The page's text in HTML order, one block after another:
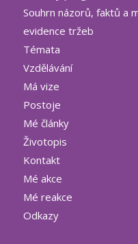
Souhrn názorů, faktů a
evidence tržeb
Témata
Vzdělávání
Má vize
Postoje
Mé články
Životopis
Kontakt
Mé akce
Mé reakce
Odkazy